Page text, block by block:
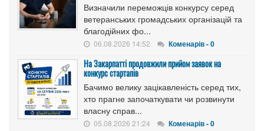
Визначили переможців конкурсу серед
ветеранських громадських організацій та
благодійних фо...
06.08.2026 14:52 Коменарів - 0
На Закарпатті продовжили прийом заявок на
конкурс стартапів
Бачимо велику зацікавленість серед тих,
хто прагне започаткувати чи розвинути
власну справ...
05.08.2026 21:24 Коменарів - 0